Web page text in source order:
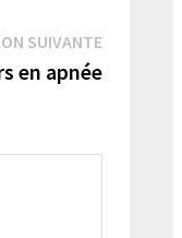
SUIVANTEPublication
suivante :
en apnée